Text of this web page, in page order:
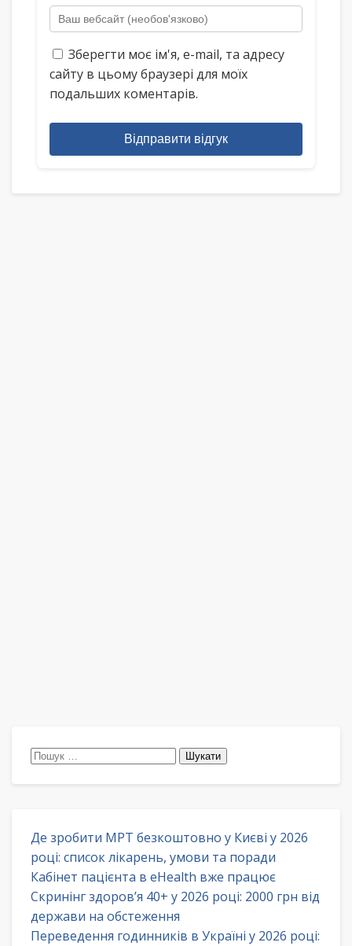
Зберегти моє ім'я, e-mail, та адресу
сайту в цьому браузері для моїх
подальших коментарів.
Відправити відгук
Пошук:
Де зробити МРТ безкоштовно у Києві у 2026
році: список лікарень, умови та поради
Кабінет пацієнта в eHealth вже працює
Скринінг здоров’я 40+ у 2026 році: 2000 грн від
держави на обстеження
Переведення годинників в Україні у 2026 році: